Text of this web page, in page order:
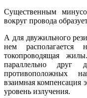
Существенным
вокруг провода
А для двужильного
нем располагается
токопроводящая
параллельно друг
противоположных
взаимная компенсация
уровень излучения.